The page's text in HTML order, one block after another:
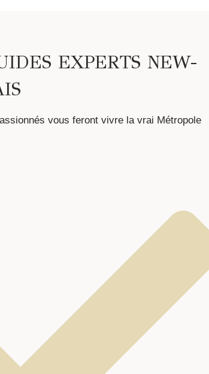
EXPERTS NEW-
vous feront vivre la vrai Métropole